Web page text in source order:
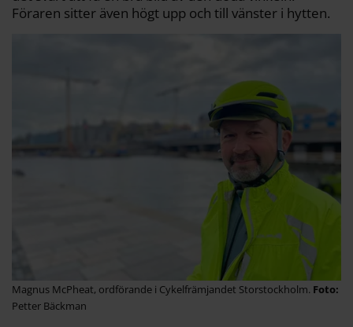
Föraren sitter även högt upp och till vänster i hytten.
Magnus McPheat, ordförande i Cykelfrämjandet Storstockholm.
Petter Bäckman